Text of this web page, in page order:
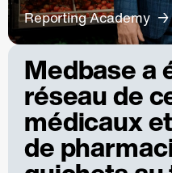
Reporting Academy
Medbase a
réseau de
médicaux
de